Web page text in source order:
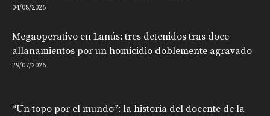
04/08/2026
Megaoperativo en Lanús: tres detenidos tras doce
allanamientos por un homicidio doblemente agravado
29/07/2026
“Un topo por el mundo”: la historia del docente de la